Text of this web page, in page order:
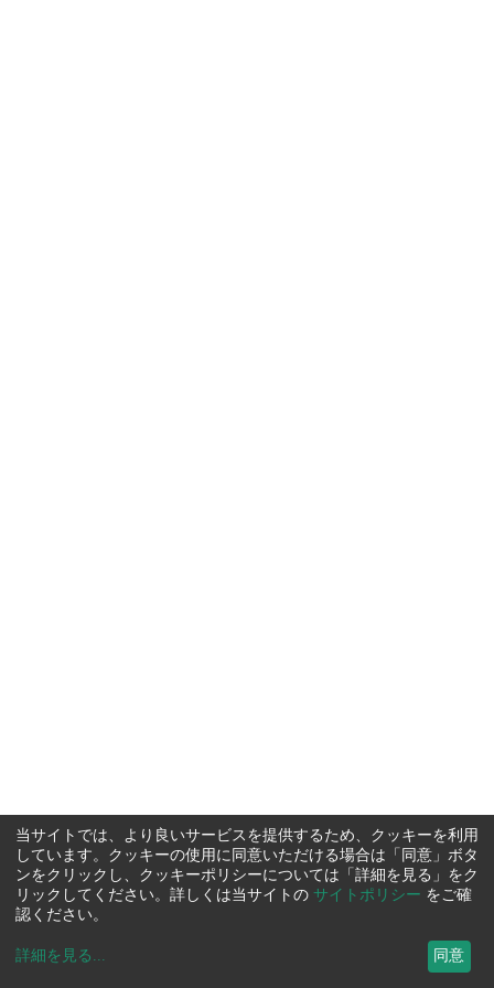
当サイトでは、より良いサービスを提供するため、クッキーを利用
しています。クッキーの使用に同意いただける場合は「同意」ボタ
ンをクリックし、クッキーポリシーについては「詳細を見る」をク
リックしてください。詳しくは当サイトの サイトポリシー をご確
認ください。
詳細を見る ... 同意